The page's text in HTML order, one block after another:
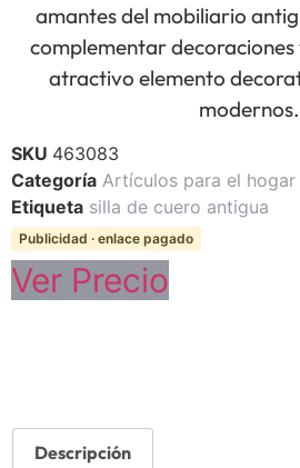
amantes del mobiliario
complementar
atractivo elemento
modernos.
SKU 463083
Categoría Artículos para el hogar
Etiqueta silla de cuero antigua
Publicidad · enlace pagado
Ver Precio
Descripción